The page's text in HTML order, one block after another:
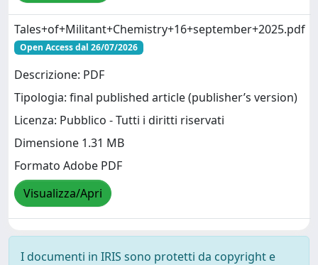
Tales+of+Militant+Chemistry+16+september+2025.pdf
Open Access dal 26/07/2026
Descrizione: PDF
Tipologia: final published article (publisher’s version)
Licenza: Pubblico - Tutti i diritti riservati
Dimensione 1.31 MB
Formato Adobe PDF
Visualizza/Apri
I documenti in IRIS sono protetti da copyright e